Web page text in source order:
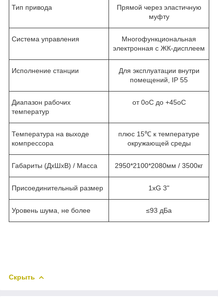
Тип привода
Прямой через эластичную
муфту
Система управления
Многофункциональная
электронная с ЖК-дисплеем
Исполнение станции
Для эксплуатации внутри
помещений, IP 55
Диапазон рабочих
температур
от 0оС до +45оС
Температура на выходе
компрессора
плюс 15℃ к температуре
окружающей среды
Габариты (ДхШхВ) / Масса 2950*2100*2080мм / 3500кг
Присоединительный размер 1хG 3"
Уровень шума, не более ≤93 дБа
Скрыть